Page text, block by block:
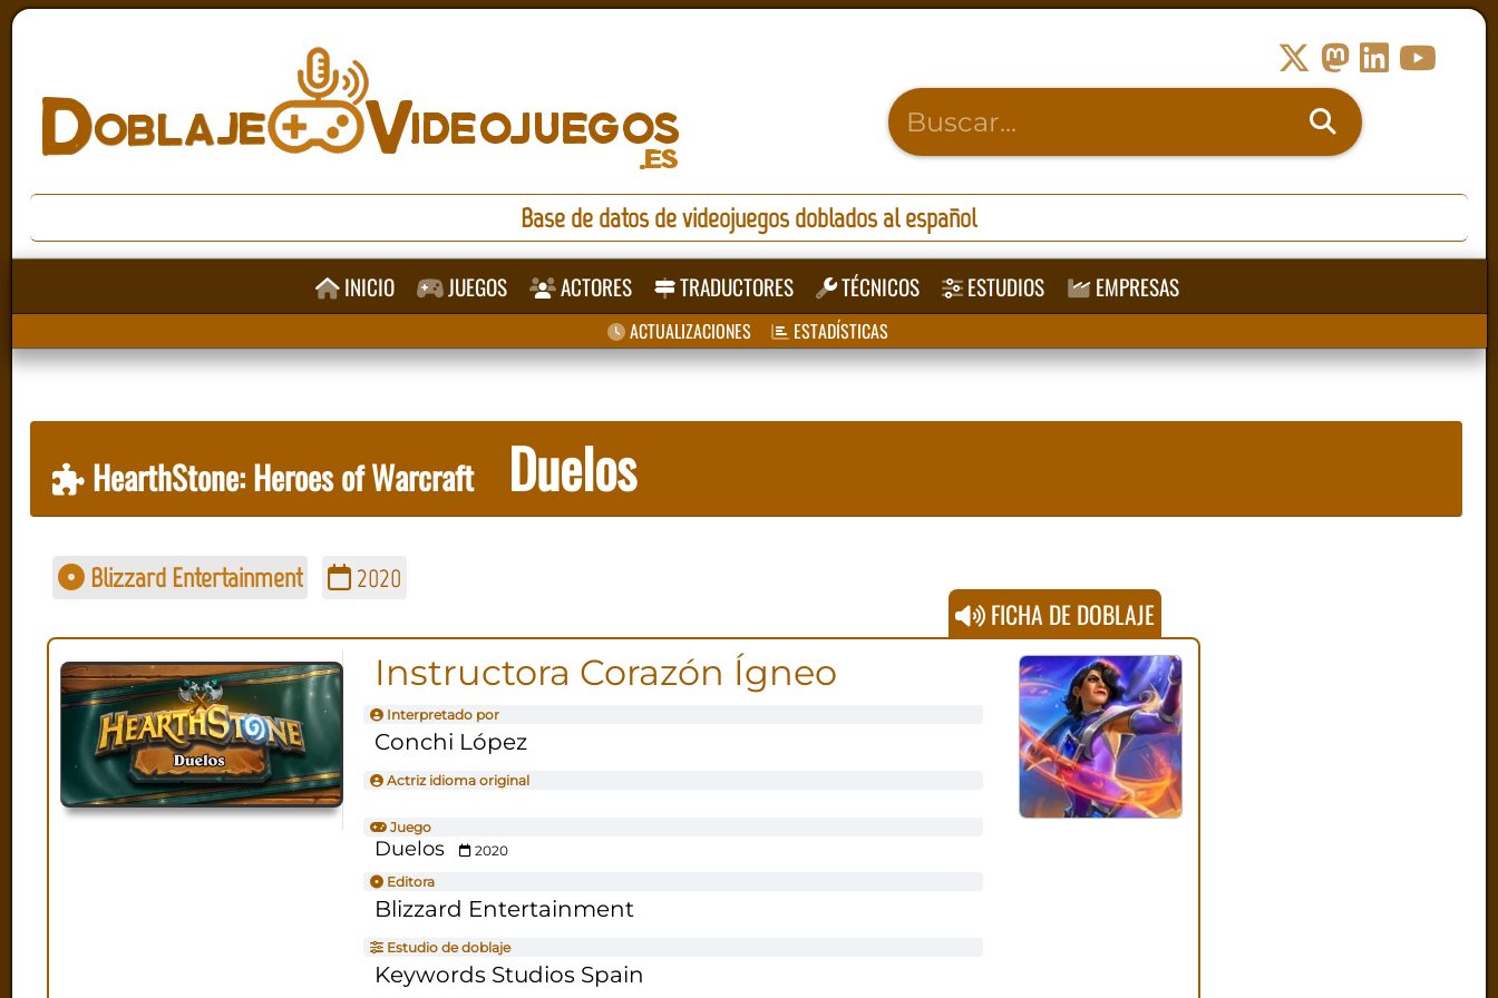
Base de datos de videojuegos doblados al español
INICIO JUEGOS ACTORES TRADUCTORES TÉCNICOS ESTUDIOS EMPRESAS
ACTUALIZACIONES ESTADÍSTICAS
HearthStone: Heroes of Warcraft Duelos
Blizzard Entertainment 2020
FICHA DE DOBLAJE
Instructora Corazón Ígneo
Interpretado por
Conchi López
Actriz idioma original
Juego
Duelos
2020
Editora
Blizzard Entertainment
Estudio de doblaje
Keywords Studios Spain